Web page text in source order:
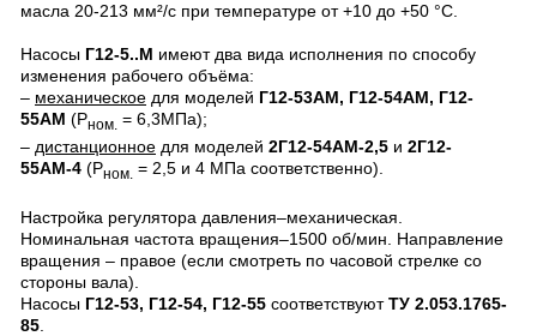
масла 20-213 мм²/с при температуре от +10 до +50 °С.
Насосы Г12-5..М имеют два вида исполнения по способу
изменения рабочего объёма:
– механическое для моделей Г12-53АМ, Г12-54АМ, Г12-
55АМ (Рном. = 6,3МПа);
– дистанционное для моделей 2Г12-54АМ-2,5 и 2Г12-
55АМ-4 (Рном. = 2,5 и 4 МПа соответственно).
Настройка регулятора давления–механическая.
Номинальная частота вращения–1500 об/мин. Направление
вращения – правое (если смотреть по часовой стрелке со
стороны вала).
Насосы Г12-53, Г12-54, Г12-55 соответствуютТУ 2.053.1765-
85